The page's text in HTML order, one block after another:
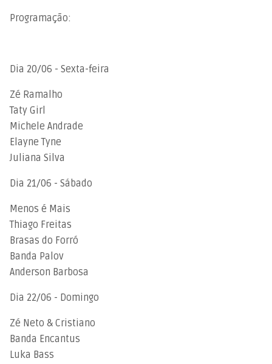
Programação:
Dia 20/06 - Sexta-feira
Zé Ramalho
Taty Girl
Michele Andrade
Elayne Tyne
Juliana Silva
Dia 21/06 - Sábado
Menos é Mais
Thiago Freitas
Brasas do Forró
Banda Palov
Anderson Barbosa
Dia 22/06 - Domingo
Zé Neto & Cristiano
Banda Encantus
Luka Bass